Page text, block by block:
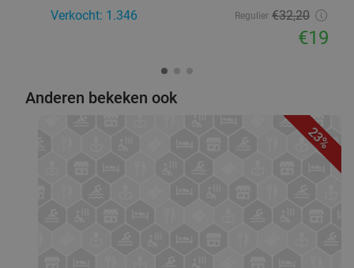
Verkocht: 1.346
Regulier €32,20
€19
Anderen bekeken ook
23%